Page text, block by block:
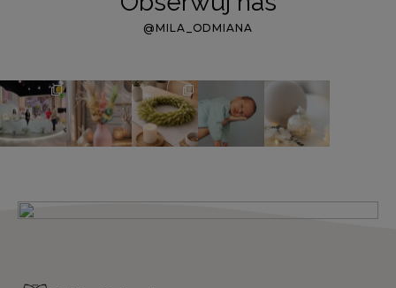
@MILA_ODMIANA